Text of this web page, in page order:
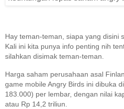
Hay teman-teman, siapa yang disini
Kali ini kita punya info penting nih
silahkan disimak teman-teman.
Harga saham perusahaan asal
game mobile Angry Birds ini dibuka
183.000) per lembar, dengan nilai
atau Rp 14,2 triliun.